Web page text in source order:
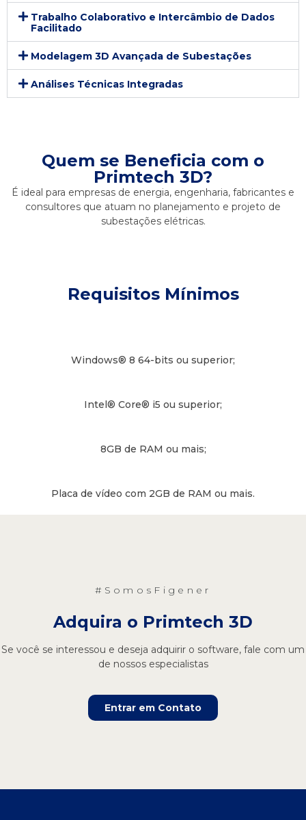
Trabalho Colaborativo e Intercâmbio de Dados
Facilitado
Modelagem 3D Avançada de Subestações
Análises Técnicas Integradas
Quem se Beneficia com o
Primtech 3D?
É ideal para empresas de energia, engenharia, fabricantes e
consultores que atuam no planejamento e projeto de
subestações elétricas.
Requisitos Mínimos
Windows® 8 64-bits ou superior;
Intel® Core® i5 ou superior;
8GB de RAM ou mais;
Placa de vídeo com 2GB de RAM ou mais.
#SomosFigener
Adquira o Primtech 3D
Se você se interessou e deseja adquirir o software, fale com um
de nossos especialistas
Entrar em Contato